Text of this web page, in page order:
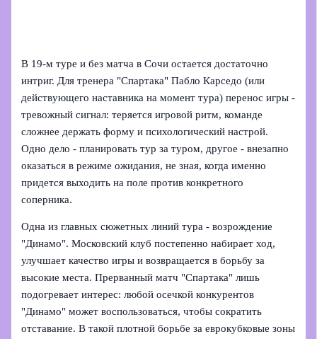
В 19-м туре и без матча в Сочи остается достаточно
интриг. Для тренера "Спартака" Пабло Карседо (или
действующего наставника на момент тура) перенос игры -
тревожный сигнал: теряется игровой ритм, команде
сложнее держать форму и психологический настрой.
Одно дело - планировать тур за туром, другое - внезапно
оказаться в режиме ожидания, не зная, когда именно
придется выходить на поле против конкретного
соперника.
Одна из главных сюжетных линий тура - возрождение
"Динамо". Московский клуб постепенно набирает ход,
улучшает качество игры и возвращается в борьбу за
высокие места. Прерванный матч "Спартака" лишь
подогревает интерес: любой осечкой конкурентов
"Динамо" может воспользоваться, чтобы сократить
отставание. В такой плотной борьбе за еврокубковые зоны